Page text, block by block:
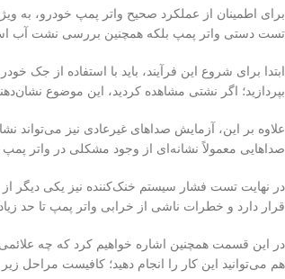
برای اطمینان از عملکرد صحیح واتر پمپ خودرو، به
تست دستی واتر پمپ بلکه همچنین بررسی نشت آب
ابتدا برای شروع این فرآیند، باید با استفاده از
بپردازید؛ اگر نشتی مشاهده کردید، این موضوع
علاوه بر این، آزمایش صداهای غیرعادی نیز
صداهایی معمولاً نشانه‌ای از وجود مشکلی در واتر پمپ
در نهایت تست فشار سیستم خنک‌کننده نیز یکی دیگر
قرار دارد و خطرات ناشی از خرابی واتر پمپ تا حد
هم می‌توانید این کار را انجام دهید؛ کافیست مراحل زیر